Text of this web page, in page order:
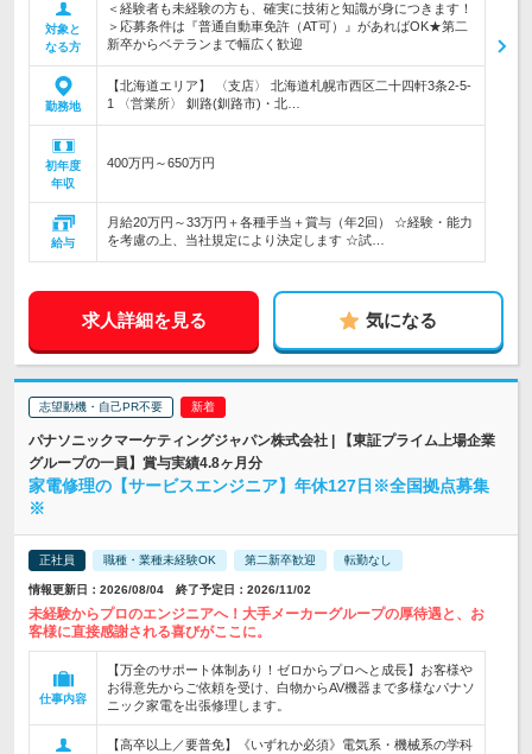
対象と
なる方
＜経験者も未経験の方も、確実に技術と知識が身につきます！
＞応募条件は『普通自動車免許（AT可）』があればOK★第二
新卒からベテランまで幅広く歓迎
勤務地
【北海道エリア】 〈支店〉 北海道札幌市西区二十四軒3条2-5-
1 〈営業所〉 釧路(釧路市)・北…
初年度
年収
400万円～650万円
給与
月給20万円～33万円＋各種手当＋賞与（年2回） ☆経験・能力
を考慮の上、当社規定により決定します ☆試…
求人詳細を見る 気になる
志望動機・自己PR不要
パナソニックマーケティングジャパン株式会社 | 【東証プライム上場企業
グループの一員】賞与実績4.8ヶ月分
家電修理の【サービスエンジニア】年休127日※全国拠点募集
※
正社員 職種・業種未経験OK 第二新卒歓迎 転勤なし
情報更新日：2026/08/04 終了予定日：2026/11/02
未経験からプロのエンジニアへ！大手メーカーグループの厚待遇と、お
客様に直接感謝される喜びがここに。
仕事内容
【万全のサポート体制あり！ゼロからプロへと成長】お客様や
お得意先からご依頼を受け、白物からAV機器まで多様なパナソ
ニック家電を出張修理します。
【高卒以上／要普免】《いずれか必須》電気系・機械系の学科